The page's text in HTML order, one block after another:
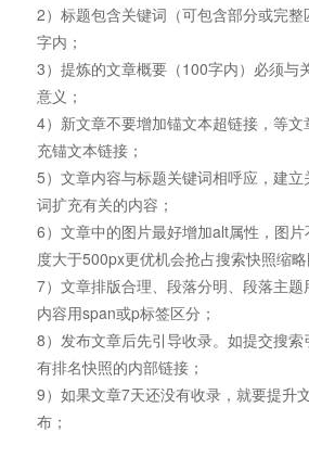
2）标题包含关键词（可包含部分或完
字内；
3）提炼的文章概要（100字内）必须与
意义；
4）新文章不要增加锚文本超链接，等
充锚文本链接；
5）文章内容与标题关键词相呼应，建
词扩充有关的内容；
6）文章中的图片最好增加alt属性，图
度大于500px更优机会抢占搜索快照缩略
7）文章排版合理、段落分明、段落主
内容用span或p标签区分；
8）发布文章后先引导收录。如提交搜
有排名快照的内部链接；
9）如果文章7天还没有收录，就要提升
布；